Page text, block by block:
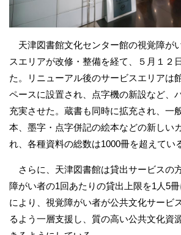
天津図書館文化センター館の視覚障が
スエリアが改修・整備を経て、５月１２
た。リニューアル後のサービスエリアは
ペースに設置され、点字機の新設など、
充実させた。蔵書も同時に拡充され、一
本、墨字・点字併記の絵本などの新しい
れ、各種資料の総数は1000冊を超えてい
さらに、天津図書館は貸出サービスの
障がい者の1回あたりの貸出上限を1人5
により、視覚障がい者が公共文化サービ
るよう一層支援し、質の高い公共文化資